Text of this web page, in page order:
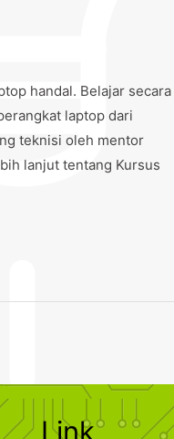
handal. Belajar secara
laptop dari
teknisi oleh mentor
lanjut tentang Kursus
Link